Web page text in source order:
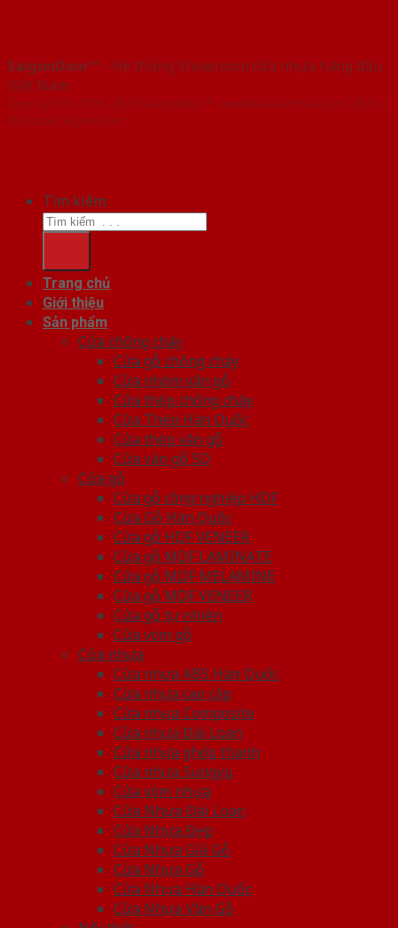
SaigonDoor™ - Hệ thống Showroom cửa nhựa hàng đầu
Việt Nam
Copyright ⓒ 2016 – 2026 SaigonDoor™ - www.bancuanhua.com | Đơn vị
chủ quản SaigonDoor
Tìm kiếm:
Trang chủ
Giới thiệu
Sản phẩm
Cửa chống cháy
Cửa gỗ chống cháy
Cửa nhôm vân gỗ
Cửa thép chống cháy
Cửa Thép Hàn Quốc
Cửa thép vân gỗ
Cửa vân gỗ 5D
Cửa gỗ
Cửa gỗ công nghiệp HDF
Cửa Gỗ Hàn Quốc
Cửa gỗ HDF VENEER
Cửa gỗ MDF LAMINATE
Cửa gỗ MDF MELAMINE
Cửa gỗ MDF VENEER
Cửa gỗ tự nhiên
Cửa vòm gỗ
Cửa nhựa
Cửa nhựa ABS Hàn Quốc
Cửa nhựa cao cấp
Cửa nhựa Composite
Cửa nhựa Đài Loan
Cửa nhựa ghép thanh
Cửa nhựa Sungyu
Cửa vòm nhựa
Cửa Nhựa Đài Loan
Cửa Nhựa Đẹp
Cửa Nhựa Giả Gỗ
Cửa Nhựa Gỗ
Cửa Nhựa Hàn Quốc
Cửa Nhựa Vân Gỗ